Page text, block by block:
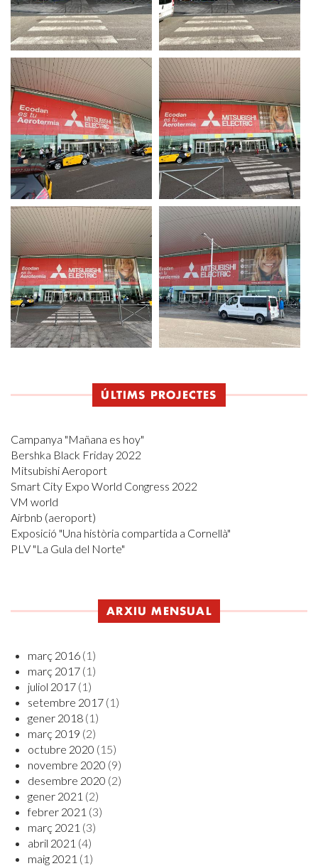
ÚLTIMS PROJECTES
Campanya "Mañana es hoy"
Bershka Black Friday 2022
Mitsubishi Aeroport
Smart City Expo World Congress 2022
VM world
Airbnb (aeroport)
Exposició "Una història compartida a Cornellà"
PLV "La Gula del Norte"
ARXIU MENSUAL
març 2016 (1)
març 2017 (1)
juliol 2017 (1)
setembre 2017 (1)
gener 2018 (1)
març 2019 (2)
octubre 2020 (15)
novembre 2020 (9)
desembre 2020 (2)
gener 2021 (2)
febrer 2021 (3)
març 2021 (3)
abril 2021 (4)
maig 2021 (1)